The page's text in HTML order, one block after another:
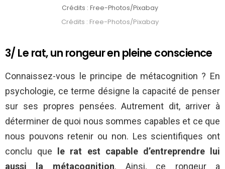
Crédits : Free-Photos/Pixabay
Crédits : Free-Photos/Pixabay
3/ Le rat, un rongeur en pleine conscience
Connaissez-vous le principe de métacognition ? En
psychologie, ce terme désigne la capacité de penser
sur ses propres pensées. Autrement dit, arriver à
déterminer de quoi nous sommes capables et ce que
nous pouvons retenir ou non. Les scientifiques ont
conclu que le rat est capable d’entreprendre lui
aussi la métacognition. Ainsi, ce rongeur a